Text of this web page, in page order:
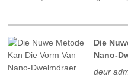
Die
Nano-
deur